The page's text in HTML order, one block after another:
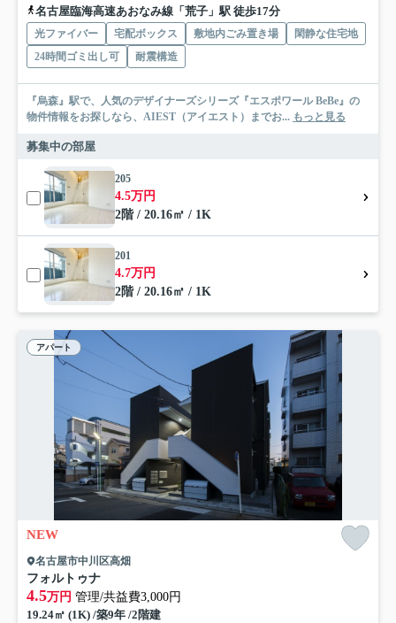
名古屋臨海高速あおなみ線「荒子」駅 徒歩17分
光ファイバー 宅配ボックス 敷地内ごみ置き場
閑静な住宅地
24時間ゴミ出し可
耐震構造
『烏森』駅で、人気のデザイナーズシリーズ『エスポワール BeBe』の
物件情報をお探しなら、AIEST（アイエスト）までお... もっと見る
募集中の部屋
205
4.5万円
2階 / 20.16㎡ / 1K
201
4.7万円
2階 / 20.16㎡ / 1K
アパート
NEW
名古屋市中川区高畑
フォルトゥナ
4.5万円 管理/共益費3,000円
19.24㎡ (1K) /築9年 /2階建